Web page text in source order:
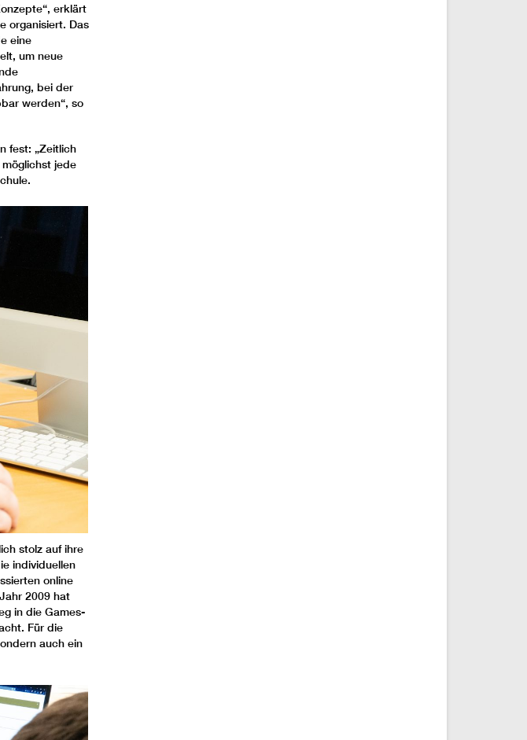
erklärt
organisiert. Das
eine
um neue
bei der
werden“, so
fest: „Zeitlich
jede
stolz auf ihre
individuellen
online
2009 hat
in die Games-
Für die
auch ein